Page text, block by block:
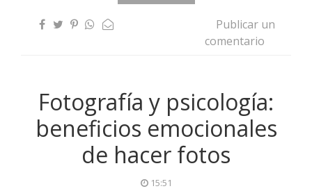
Publicar un
comentario
Fotografía y psicología:
beneficios emocionales
de hacer fotos
15:51